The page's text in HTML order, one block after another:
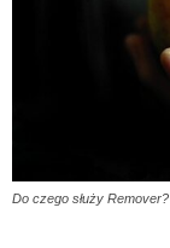
Do czego służy Remover?